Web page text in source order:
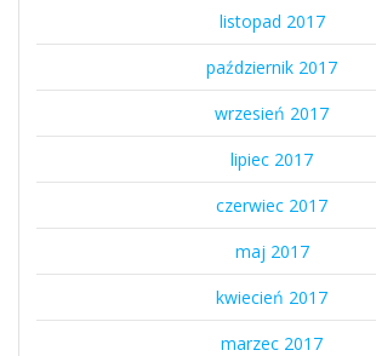
listopad 2017
październik 2017
wrzesień 2017
lipiec 2017
czerwiec 2017
maj 2017
kwiecień 2017
marzec 2017